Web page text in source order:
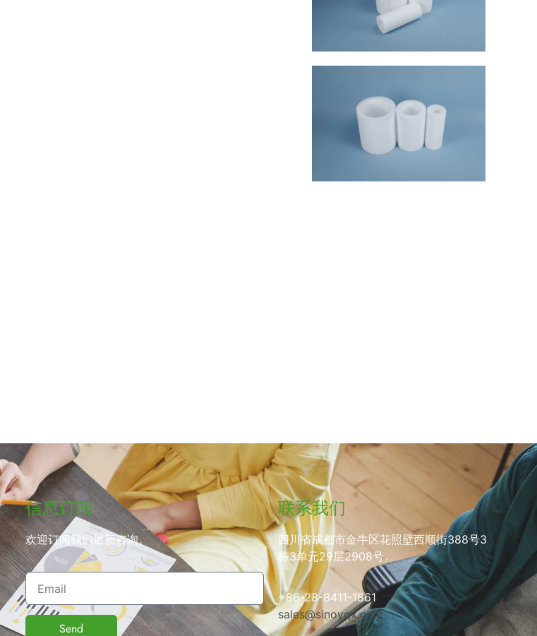
信息订阅
欢迎订阅我们最新咨询。
Send
联系我们
四川省成都市金牛区花照壁西顺街388号3
栋3单元29层2908号。
+86-28-8411-1861
sales@sinoyqx.com